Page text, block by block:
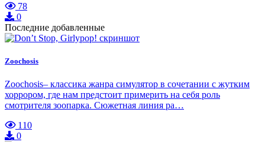
78
0
Последние добавленные
Zoochosis
Zoochosis– классика жанра симулятор в сочетании с жутким
хоррором, где нам предстоит примерить на себя роль
смотрителя зоопарка. Сюжетная линия ра…
110
0